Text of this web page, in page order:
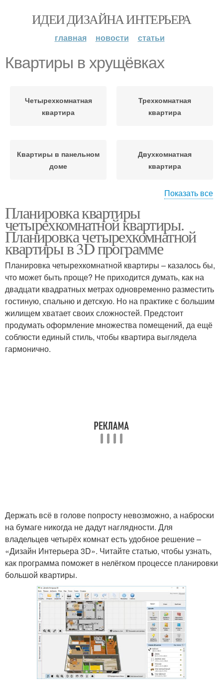
ИДЕИ ДИЗАЙНА ИНТЕРЬЕРА
главная новости статьи
Квартиры в хрущёвках
Четырехкомнатная
квартира
Трехкомнатная
квартира
Квартиры в панельном
доме
Двухкомнатная
квартира
квартиры
Показать все
Планировка квартиры
четырехкомнатной квартиры.
Планировка четырехкомнатной
квартиры в 3D программе
Планировка четырехкомнатной квартиры – казалось бы,
что может быть проще? Не приходится думать, как на
двадцати квадратных метрах одновременно разместить
гостиную, спальню и детскую. Но на практике с большим
жилищем хватает своих сложностей. Предстоит
продумать оформление множества помещений, да ещё
соблюсти единый стиль, чтобы квартира выглядела
гармонично.
Держать всё в голове попросту невозможно, а наброски
на бумаге никогда не дадут наглядности. Для
владельцев четырёх комнат есть удобное решение –
«Дизайн Интерьера 3D». Читайте статью, чтобы узнать,
как программа поможет в нелёгком процессе планировки
большой квартиры.